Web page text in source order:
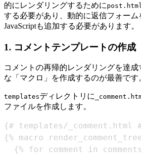
的にレンダリングするために post.html
する必要があり、動的に返信フォー
JavaScriptも追加する必要があります。
1. コメントテンプレートの作成
コメントの再帰的レンダリングを達
な「マクロ」を作成するのが最善です
templatesディレクトリに
ファイルを作成します。